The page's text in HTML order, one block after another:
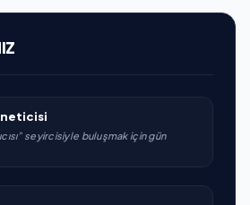
seyircisiyle buluşmak için gün